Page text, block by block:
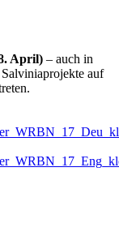
April) – auch in
auf